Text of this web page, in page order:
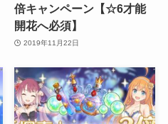
倍キャンペーン【☆6才能
開花へ必須】
2019年11月22日